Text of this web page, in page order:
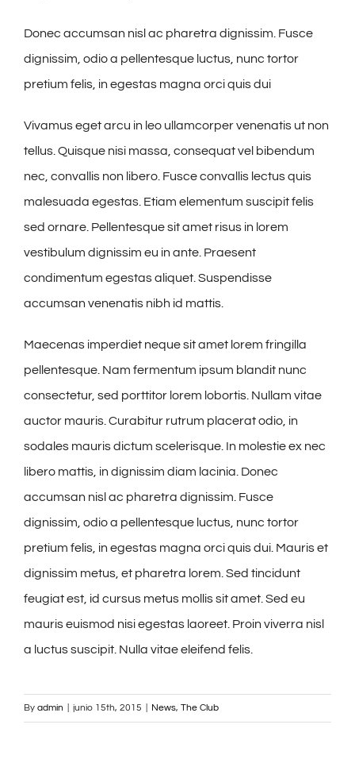
Donec accumsan nisl ac pharetra dignissim. Fusce
dignissim, odio a pellentesque luctus, nunc tortor
pretium felis, in egestas magna orci quis dui
Vivamus eget arcu in leo ullamcorper venenatis ut non
tellus. Quisque nisi massa, consequat vel bibendum
nec, convallis non libero. Fusce convallis lectus quis
malesuada egestas. Etiam elementum suscipit felis
sed ornare. Pellentesque sit amet risus in lorem
vestibulum dignissim eu in ante. Praesent
condimentum egestas aliquet. Suspendisse
accumsan venenatis nibh id mattis.
Maecenas imperdiet neque sit amet lorem fringilla
pellentesque. Nam fermentum ipsum blandit nunc
consectetur, sed porttitor lorem lobortis. Nullam vitae
auctor mauris. Curabitur rutrum placerat odio, in
sodales mauris dictum scelerisque. In molestie ex nec
libero mattis, in dignissim diam lacinia. Donec
accumsan nisl ac pharetra dignissim. Fusce
dignissim, odio a pellentesque luctus, nunc tortor
pretium felis, in egestas magna orci quis dui. Mauris et
dignissim metus, et pharetra lorem. Sed tincidunt
feugiat est, id cursus metus mollis sit amet. Sed eu
mauris euismod nisi egestas laoreet. Proin viverra nisl
a luctus suscipit. Nulla vitae eleifend felis.
By admin junio 15th, 2015 News, The Club